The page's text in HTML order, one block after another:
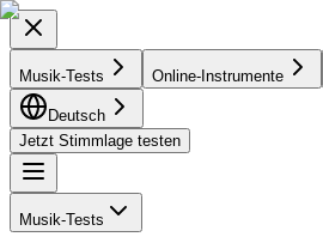
Musik-Tests Online-Instrumente
Deutsch
Jetzt Stimmlage testen
Musik-Tests